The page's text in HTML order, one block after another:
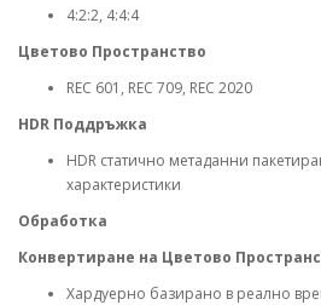
4:2:2, 4:4:4
Цветово Пространство
REC 601, REC 709, REC 2020
HDR Поддръжка
HDR статично метаданни
характеристики
Обработка
Конвертиране на Цветово
Хардуерно базирано в реално